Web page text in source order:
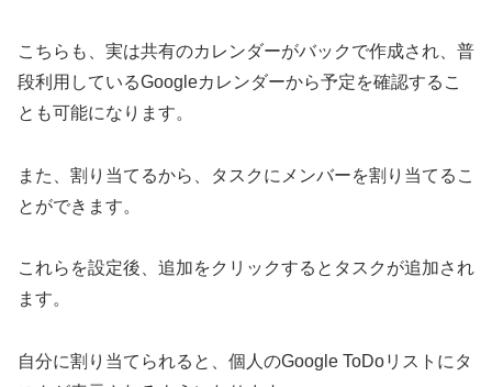
こちらも、実は共有のカレンダーがバックで作成され、普
段利用しているGoogleカレンダーから予定を確認するこ
とも可能になります。
また、割り当てるから、タスクにメンバーを割り当てるこ
とができます。
これらを設定後、追加をクリックするとタスクが追加され
ます。
自分に割り当てられると、個人のGoogle ToDoリストにタ